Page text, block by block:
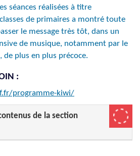
séances réalisées à titre
de primaires a montré toute
le message très tôt, dans un
de musique, notamment par le
de plus en plus précoce.
:
programme-kiwi/
de la section